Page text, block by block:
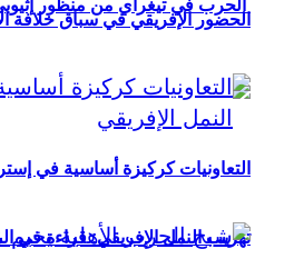
الحرب في تيغراي من منظور
تهريب النمل الإفريقي: قراءة في
الحضور الإفريقي في سباق خلافة
التعاونيات كركيزة أساسية في